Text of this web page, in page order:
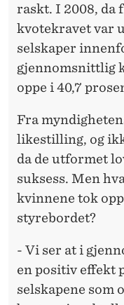
raskt. I 2008, da
kvotekravet var
selskaper
gjennomsnittlig
oppe i 40,7
Fra
likestilling, og
da de utformet
suksess. Men
kvinnene tok
styrebordet?
- Vi ser at i
en positiv effekt
selskapene som